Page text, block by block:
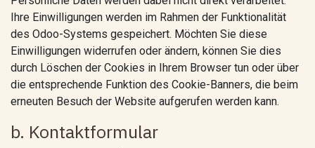
Ihre Einwilligungen werden im Rahmen der Funktionalität
des Odoo-Systems gespeichert. Möchten Sie diese
Einwilligungen widerrufen oder ändern, können Sie dies
durch Löschen der Cookies in Ihrem Browser tun oder über
die entsprechende Funktion des Cookie-Banners, die beim
erneuten Besuch der Website aufgerufen werden kann.
b. Kontaktformular